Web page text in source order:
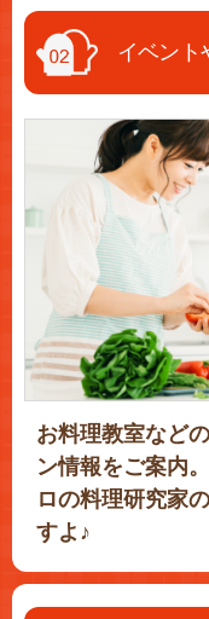
イベント
お料理教室など
ン情報をご案内
ロの料理研究家
すよ♪